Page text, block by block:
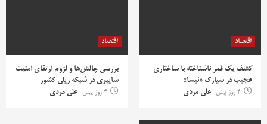
اقتصاد
کشف یک قمر ناشناخته با ساختاری
عجیب در سیارک «نیسا»
4 روز پیش
علی مردی
اقتصاد
بررسی چالش‌ها و لزوم ارتقای امنیت
سایبری در شبکه ریلی کشور
4 روز پیش
علی مردی